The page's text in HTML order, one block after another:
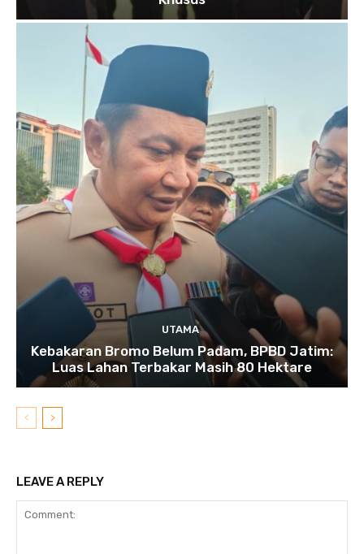
UTAMA
Kebakaran Bromo Belum Padam, BPBD Jatim:
Luas Lahan Terbakar Masih 80 Hektare
LEAVE A REPLY